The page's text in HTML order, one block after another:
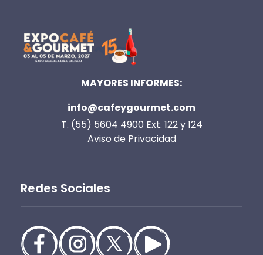
MAYORES INFORMES:
info@cafeygourmet.com
T. (55) 5604 4900 Ext. 122 y 124
Aviso de Privacidad
Redes Sociales